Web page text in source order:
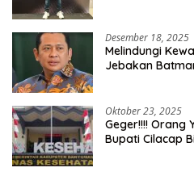
Desember 18, 2025
Melindungi
Jebakan
Oktober 23, 2025
Geger!!!! Orang
Bupati Cilacap